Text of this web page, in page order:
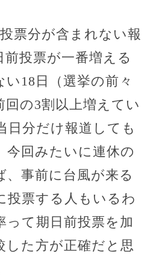
票分が含まれない報
投票が一番増える
18日（選挙の前々
回の3割以上増えてい
日分だけ報道しても
今回みたいに連休の
、事前に台風が来る
投票する人もいるわ
って期日前投票を加
した方が正確だと思